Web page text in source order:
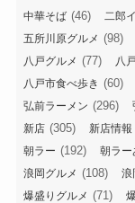
中華そば (46) 二郎
五所川原グルメ (98)
八戸グルメ (77) 八
八戸市食べ歩き (60)
弘前ラーメン (296)
新店 (305) 新店情報
朝ラー (192) 朝ラー
浪岡グルメ (108) 浪
爆盛りグルメ (71)